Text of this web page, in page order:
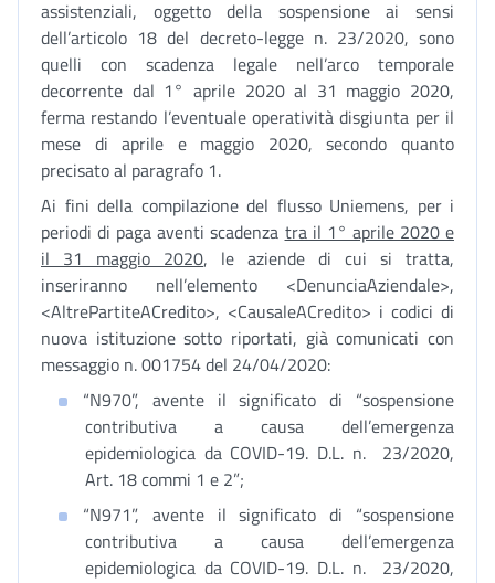
assistenziali, oggetto della sospensione ai sensi
dell’articolo 18 del decreto-legge n. 23/2020, sono
quelli con scadenza legale nell’arco temporale
decorrente dal 1° aprile 2020 al 31 maggio 2020,
ferma restando l’eventuale operatività disgiunta per il
mese di aprile e maggio 2020, secondo quanto
precisato al paragrafo 1.
Ai fini della compilazione del flusso Uniemens, per i
periodi di paga aventi scadenza tra il 1° aprile 2020 e
il 31 maggio 2020, le aziende di cui si tratta,
inseriranno nell’elemento <DenunciaAziendale>,
<AltrePartiteACredito>, <CausaleACredito> i codici di
nuova istituzione sotto riportati, già comunicati con
messaggio n. 001754 del 24/04/2020:
“N970”, avente il significato di “sospensione
contributiva a causa dell’emergenza
epidemiologica da COVID-19. D.L. n. 23/2020,
Art. 18 commi 1 e 2”;
“N971”, avente il significato di “sospensione
contributiva a causa dell’emergenza
epidemiologica da COVID-19. D.L. n. 23/2020,